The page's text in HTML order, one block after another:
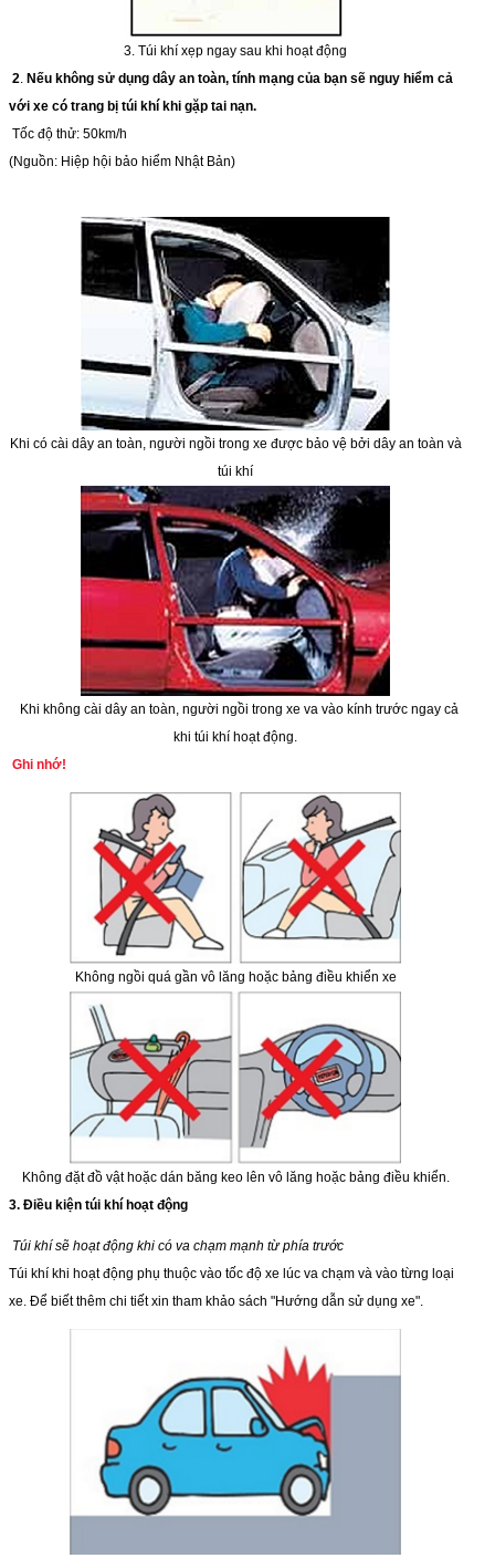
3. Túi khí xẹp ngay sau khi hoạt động
2. Nếu không sử dụng dây an toàn, tính mạng của bạn sẽ nguy hiểm cả
với xe có trang bị túi khí khi gặp tai nạn.
Tốc độ thử: 50km/h
(Nguồn: Hiệp hội bảo hiểm Nhật Bản)
Khi có cài dây an toàn, người ngồi trong xe được bảo vệ bởi dây an toàn và
túi khí
Khi không cài dây an toàn, người ngồi trong xe va vào kính trước ngay cả
khi túi khí hoạt động.
Ghi nhớ!
Không ngồi quá gần vô lăng hoặc bảng điều khiển xe
Không đặt đồ vật hoặc dán băng keo lên vô lăng hoặc bảng điều khiển.
3. Điều kiện túi khí hoạt động
Túi khí sẽ hoạt động khi có va chạm mạnh từ phía trước
Túi khí khi hoạt động phụ thuộc vào tốc độ xe lúc va chạm và vào từng loại
xe. Để biết thêm chi tiết xin tham khảo sách "Hướng dẫn sử dụng xe".